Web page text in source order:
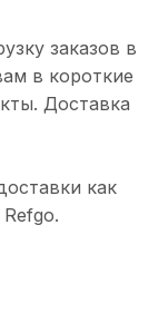
заказов в
в короткие
Доставка
как